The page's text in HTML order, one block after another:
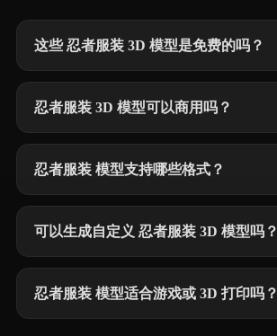
这些 忍者服装 3D 模型是免费的吗？
忍者服装 3D 模型可以商用吗？
忍者服装 模型支持哪些格式？
可以生成自定义 忍者服装 3D 模型吗？
忍者服装 模型适合游戏或 3D 打印吗？